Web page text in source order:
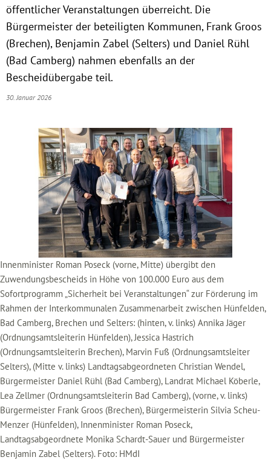
öffentlicher Veranstaltungen überreicht. Die
Bürgermeister der beteiligten Kommunen, Frank Groos
(Brechen), Benjamin Zabel (Selters) und Daniel Rühl
(Bad Camberg) nahmen ebenfalls an der
Bescheidübergabe teil.
30. Januar 2026
Innenminister Roman Poseck (vorne, Mitte) übergibt den
Zuwendungsbescheids in Höhe von 100.000 Euro aus dem
Sofortprogramm „Sicherheit bei Veranstaltungen“ zur Förderung im
Rahmen der Interkommunalen Zusammenarbeit zwischen Hünfelden,
Bad Camberg, Brechen und Selters: (hinten, v. links) Annika Jäger
(Ordnungsamtsleiterin Hünfelden), Jessica Hastrich
(Ordnungsamtsleiterin Brechen), Marvin Fuß (Ordnungsamtsleiter
Selters), (Mitte v. links) Landtagsabgeordneten Christian Wendel,
Bürgermeister Daniel Rühl (Bad Camberg), Landrat Michael Köberle,
Lea Zellmer (Ordnungsamtsleiterin Bad Camberg), (vorne, v. links)
Bürgermeister Frank Groos (Brechen), Bürgermeisterin Silvia Scheu-
Menzer (Hünfelden), Innenminister Roman Poseck,
Landtagsabgeordnete Monika Schardt-Sauer und Bürgermeister
Benjamin Zabel (Selters). Foto: HMdI